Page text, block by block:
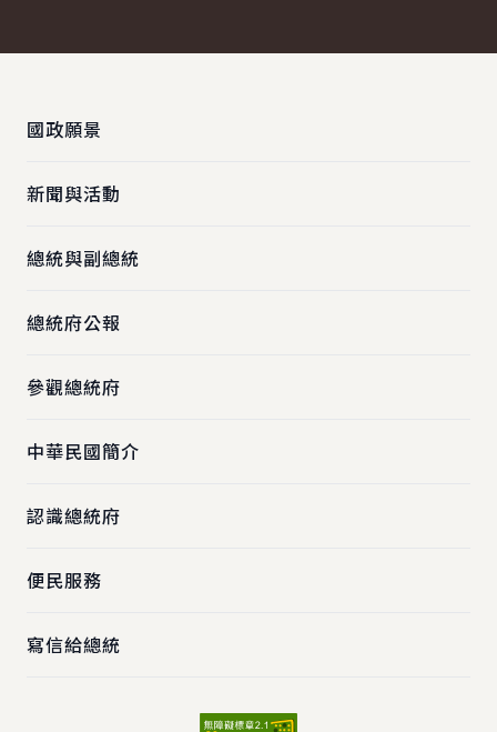
國政願景
新聞與活動
總統與副總統
總統府公報
參觀總統府
中華民國簡介
認識總統府
便民服務
寫信給總統